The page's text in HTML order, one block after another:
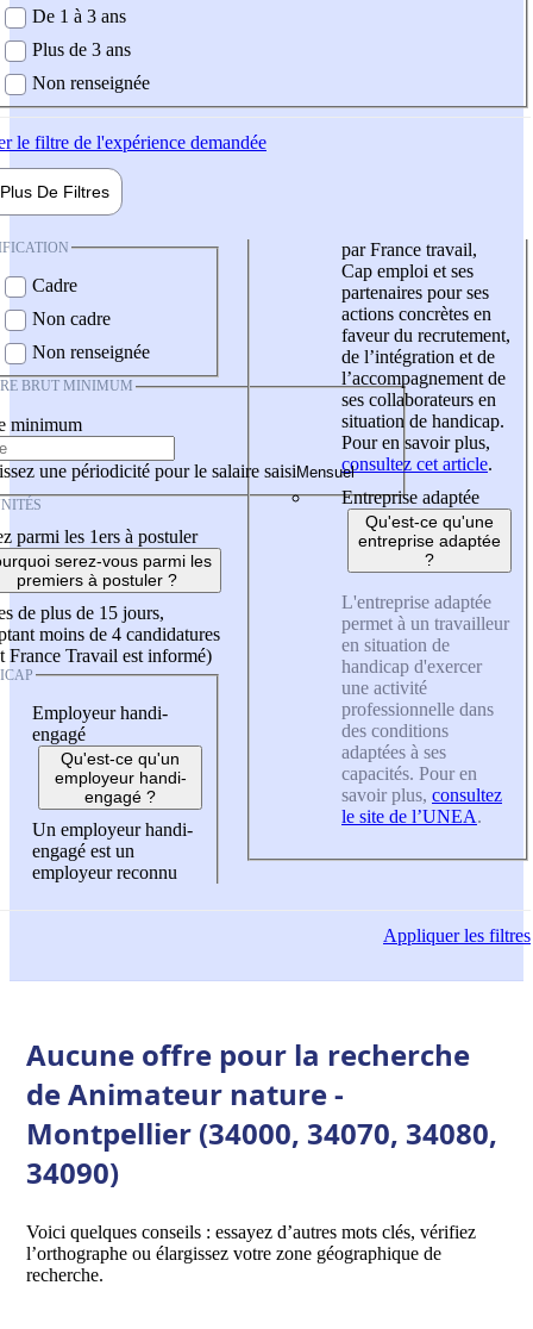
De 1 à 3 ans
Plus de 3 ans
Non renseignée
le filtre de l'expérience demandée
Plus De Filtres
Cadre
Non cadre
Non renseignée
BRUT MINIMUM
minimum
une périodicité pour le salaire saisi
parmi les 1ers à postuler
serez-vous parmi les
premiers à postuler ?
de plus de 15 jours,
moins de 4 candidatures
France Travail est informé)
Employeur handi-
engagé
Qu'est-ce qu'un
employeur handi-
engagé ?
Un employeur handi-
engagé est un
employeur reconnu
par France travail,
Cap emploi et ses
partenaires pour ses
actions concrètes en
faveur du recrutement,
de l’intégration et de
l’accompagnement de
ses collaborateurs en
situation de handicap.
Pour en savoir plus,
consultez cet article.
Entreprise adaptée
Qu'est-ce qu'une
entreprise adaptée
?
L'entreprise adaptée
permet à un travailleur
en situation de
handicap d'exercer
une activité
professionnelle dans
des conditions
adaptées à ses
capacités. Pour en
savoir plus, consultez
le site de l’UNEA.
Appliquerles filtres
Aucune offre pour la recherche
de Animateur nature -
Montpellier (34000, 34070, 34080,
34090)
Voici quelques conseils : essayez d’autres mots clés, vérifiez
l’orthographe ou élargissez votre zone géographique de
recherche.